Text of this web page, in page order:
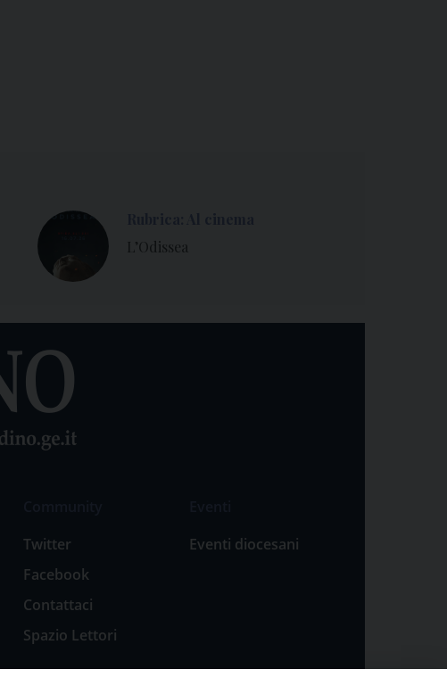
L’Odissea
Twitter
Facebook
Contattaci
Spazio Lettori
Eventi diocesani